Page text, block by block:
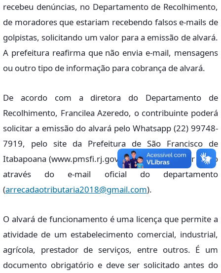
recebeu denúncias, no Departamento de Recolhimento,
de moradores que estariam recebendo falsos e-mails de
golpistas, solicitando um valor para a emissão de alvará.
A prefeitura reafirma que não envia e-mail, mensagens
ou outro tipo de informação para cobrança de alvará.
De acordo com a diretora do Departamento de
Recolhimento, Francilea Azeredo, o contribuinte poderá
solicitar a emissão do alvará pelo Whatsapp (22) 99748-
7919, pelo site da Prefeitura de São Francisco de
Itabapoana (www.pmsfi.rj.gov.br) ou, ainda, pedir envio
através do e-mail oficial do departamento
(arrecadaotributaria2018@gmail.com).
O alvará de funcionamento é uma licença que permite a
atividade de um estabelecimento comercial, industrial,
agrícola, prestador de serviços, entre outros. É um
documento obrigatório e deve ser solicitado antes do